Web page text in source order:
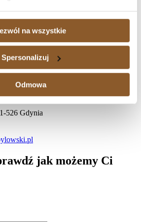
na wszystkie
Spersonalizuj
Odmowa
się również sprawami kredytów
udzielonych kredytobiorcom także w
Przybyłowski
526 Gdynia
jak możemy Ci